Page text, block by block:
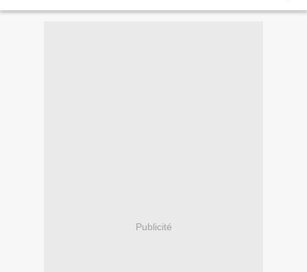
Publicité